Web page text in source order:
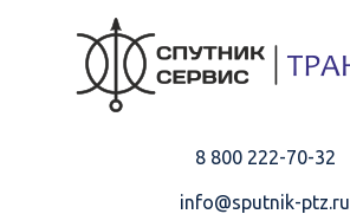
8 800 222-70-32
info@sputnik-ptz.ru